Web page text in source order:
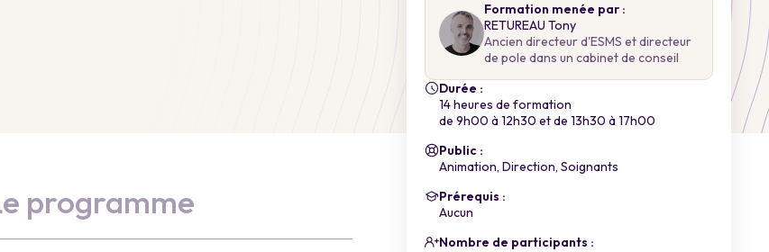
Formation menée par :
RETUREAU Tony
Ancien directeur d'ESMS et directeur
de pole dans un cabinet de conseil
Durée :
14 heures de formation
de 9h00 à 12h30 et de 13h30 à 17h00
Public :
Animation, Direction, Soignants
Prérequis :
Aucun
Nombre de participants :
programme